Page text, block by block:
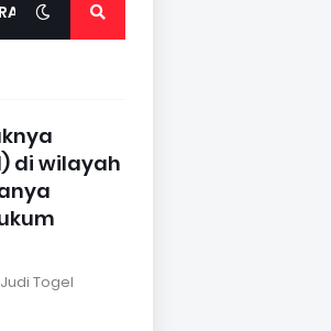
di wilayah
Togel